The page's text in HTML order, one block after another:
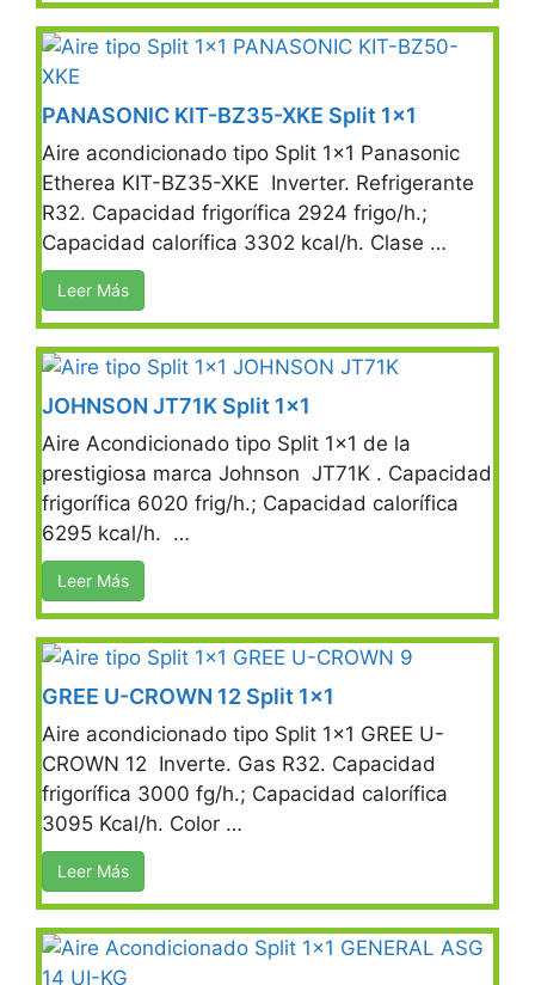
PANASONIC KIT-BZ35-XKE Split 1×1
Aire acondicionado tipo Split 1×1 Panasonic
Etherea KIT-BZ35-XKE Inverter. Refrigerante
R32. Capacidad frigorífica 2924 frigo/h.;
Capacidad calorífica 3302 kcal/h. Clase …
Leer Más
JOHNSON JT71K Split 1×1
Aire Acondicionado tipo Split 1×1 de la
prestigiosa marca Johnson JT71K . Capacidad
frigorífica 6020 frig/h.; Capacidad calorífica
6295 kcal/h. …
Leer Más
GREE U-CROWN 12 Split 1×1
Aire acondicionado tipo Split 1×1 GREE U-
CROWN 12 Inverte. Gas R32. Capacidad
frigorífica 3000 fg/h.; Capacidad calorífica
3095 Kcal/h. Color …
Leer Más